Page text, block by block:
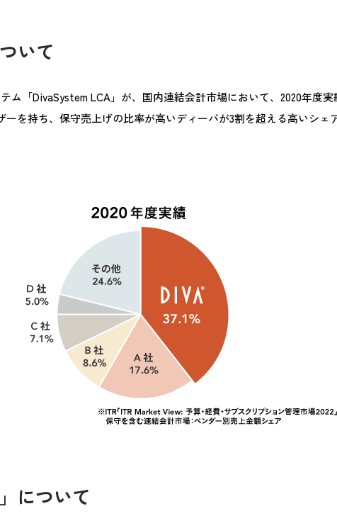
いて
「DivaSystem LCA」が、国内連結会計市場において、2020年度
を持ち、保守売上げの比率が高いディーバが3割を超える高いシ
について